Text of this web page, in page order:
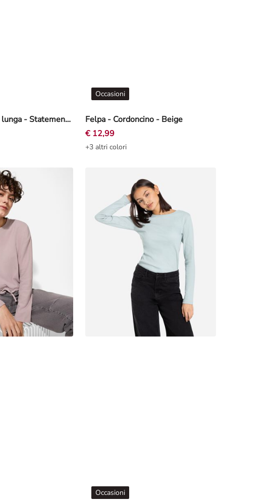
Maglia a manica lunga - Statement - Beige Felpa - Cordoncino - Beige
Occasioni
€ 12,99
+3 altri colori
Occasioni